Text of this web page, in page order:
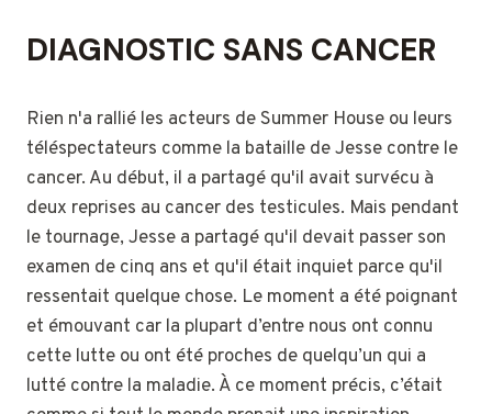
DIAGNOSTIC SANS CANCER
Rien n'a rallié les acteurs de Summer House ou leurs
téléspectateurs comme la bataille de Jesse contre le
cancer. Au début, il a partagé qu'il avait survécu à
deux reprises au cancer des testicules. Mais pendant
le tournage, Jesse a partagé qu'il devait passer son
examen de cinq ans et qu'il était inquiet parce qu'il
ressentait quelque chose. Le moment a été poignant
et émouvant car la plupart d’entre nous ont connu
cette lutte ou ont été proches de quelqu’un qui a
lutté contre la maladie. À ce moment précis, c’était